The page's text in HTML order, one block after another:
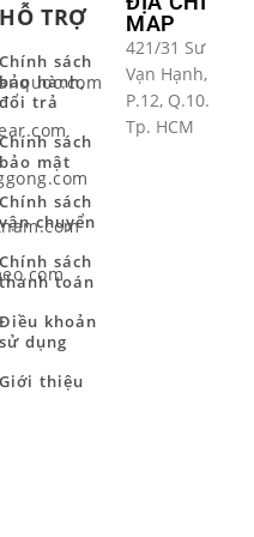
HỖ TRỢ
Chính sách
bảo hành,
đổi trả
Chính sách
bảo mật
Chính sách
vận chuyển
Chính sách
thanh toán
Điều khoản
sử dụng
Giới thiệu
MAP
421/31 Sư
Vạn Hạnh,
P.12, Q.10.
Tp. HCM